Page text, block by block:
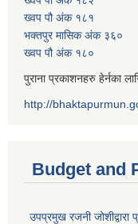
ख्वप पौ अंक १८१
भक्तपुर मासिक अंक ३६०
ख्वप पौ अंक १८०
पुराना प्रकाशनहरु हेर्नका
http://
Budget and
उपप्रमुख रजनी